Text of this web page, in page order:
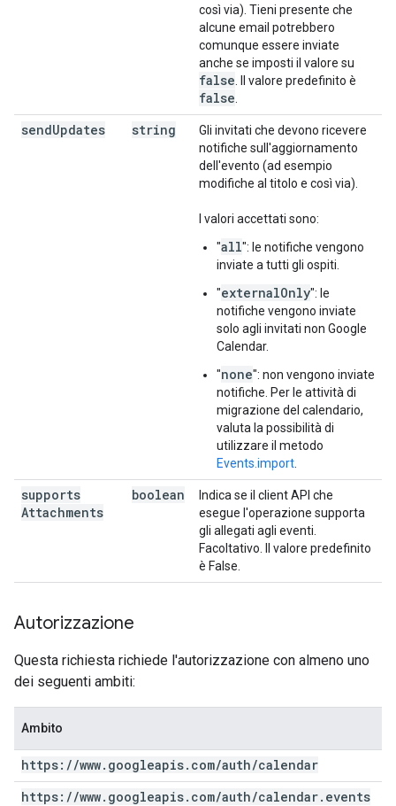
così via). Tieni presente che
alcune email potrebbero
comunque essere inviate
anche se imposti il valore su
false . Il valore predefinito è
false
sendUpdates string
Gli invitati che devono ricevere
notifiche sull'aggiornamento
dell'evento (ad esempio
modifiche al titolo e così via).
I valori accettati sono:
"all": le notifiche vengono
inviate a tutti gli ospiti.
"externalOnly": le
notifiche vengono inviate
solo agli invitati non Google
Calendar.
"none": non vengono inviate
notifiche. Per le attività di
migrazione del calendario,
valuta la possibilità di
utilizzare il metodo
Events.import
supports
Attachments
boolean
Indica se il client API che
esegue l'operazione supporta
gli allegati agli eventi.
Facoltativo. Il valore predefinito
è False.
Autorizzazione
Questa richiesta richiede l'autorizzazione con almeno uno
dei seguenti ambiti:
Ambito
https: //www. googleapis. com/auth/calendar
https: //www. googleapis. com/auth/calendar. events